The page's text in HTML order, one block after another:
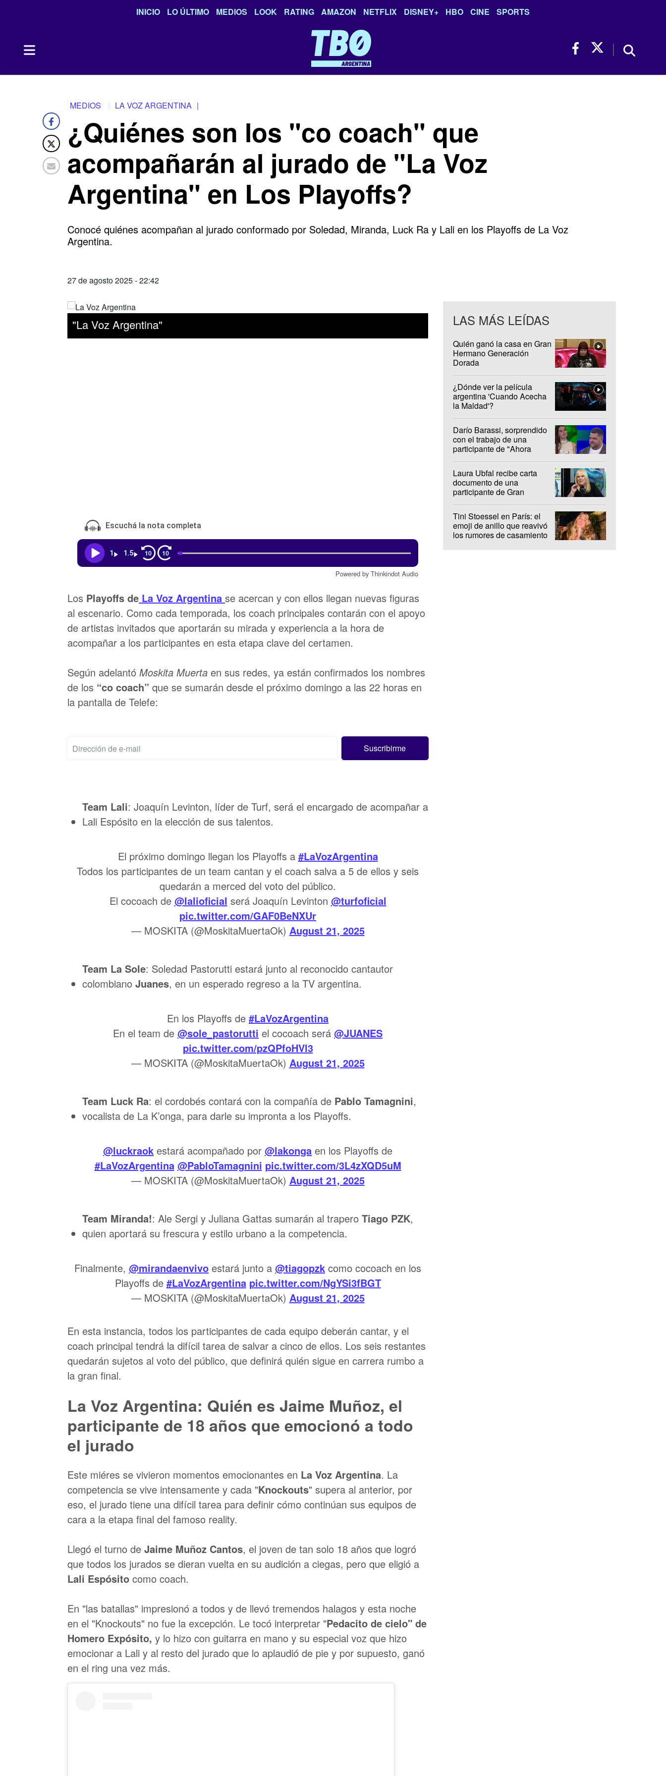
INICIO LO ÚLTIMO MEDIOS LOOK RATING AMAZON NETFLIX DISNEY+ HBO CINE SPORTS
MEDIOS LA VOZ ARGENTINA |
¿Quiénes son los "co coach" que
acompañarán al jurado de "La Voz
Argentina" en Los Playoffs?
Conocé quiénes acompañan al jurado conformado por Soledad, Miranda, Luck Ra y Lali en los Playoffs de La Voz
Argentina.
27 de agosto 2025 - 22:42
"La Voz Argentina"
Escuchá la nota completa
1 1.5 10 10
Powered by Thinkindot Audio
Los Playoffs de La Voz Argentina se acercan y con ellos llegan nuevas figuras
al escenario. Como cada temporada, los coach principales contarán con el apoyo
de artistas invitados que aportarán su mirada y experiencia a la hora de
acompañar a los participantes en esta etapa clave del certamen.
Según adelantó Moskita Muerta en sus redes, ya están confirmados los nombres
de los “co coach” que se sumarán desde el próximo domingo a las 22 horas en
la pantalla de Telefe:
Team Lali: Joaquín Levinton, líder de Turf, será el encargado de acompañar a
Lali Espósito en la elección de sus talentos.
El próximo domingo llegan los Playoffs a #LaVozArgentina
Todos los participantes de un team cantan y el coach salva a 5 de ellos y seis
quedarán a merced del voto del público.
El cocoach de @lalioficial será Joaquín Levinton @turfoficial
pic.twitter.com/GAF0BeNXUr
— MOSKITA (@MoskitaMuertaOk) August 21, 2025
Team La Sole: Soledad Pastorutti estará junto al reconocido cantautor
colombiano Juanes, en un esperado regreso a la TV argentina.
En los Playoffs de #LaVozArgentina
En el team de @sole_pastorutti el cocoach será @JUANES
pic.twitter.com/pzQPfoHVl3
— MOSKITA (@MoskitaMuertaOk) August 21, 2025
Team Luck Ra: el cordobés contará con la compañía de Pablo Tamagnini,
vocalista de La K’onga, para darle su impronta a los Playoffs.
@luckraok estará acompañado por @lakonga en los Playoffs de
#LaVozArgentina @PabloTamagnini pic.twitter.com/3L4zXQD5uM
— MOSKITA (@MoskitaMuertaOk) August 21, 2025
Team Miranda!: Ale Sergi y Juliana Gattas sumarán al trapero Tiago PZK,
quien aportará su frescura y estilo urbano a la competencia.
Finalmente, @mirandaenvivo estará junto a @tiagopzk como cocoach en los
Playoffs de #LaVozArgentina pic.twitter.com/NgYSi3fBGT
— MOSKITA (@MoskitaMuertaOk) August 21, 2025
En esta instancia, todos los participantes de cada equipo deberán cantar, y el
coach principal tendrá la difícil tarea de salvar a cinco de ellos. Los seis restantes
quedarán sujetos al voto del público, que definirá quién sigue en carrera rumbo a
la gran final.
La Voz Argentina: Quién es Jaime Muñoz, el
participante de 18 años que emocionó a todo
el jurado
Este miéres se vivieron momentos emocionantes en La Voz Argentina. La
competencia se vive intensamente y cada "Knockouts" supera al anterior, por
eso, el jurado tiene una difícil tarea para definir cómo continúan sus equipos de
cara a la etapa final del famoso reality.
Llegó el turno de Jaime Muñoz Cantos, el joven de tan solo 18 años que logró
que todos los jurados se dieran vuelta en su audición a ciegas, pero que eligió a
Lali Espósito como coach.
En "las batallas" impresionó a todos y de llevó tremendos halagos y esta noche
en el "Knockouts" no fue la excepción. Le tocó interpretar "Pedacito de cielo" de
Homero Expósito, y lo hizo con guitarra en mano y su especial voz que hizo
emocionar a Lali y al resto del jurado que lo aplaudió de pie y por supuesto, ganó
en el ring una vez más.
LAS MÁS LEÍDAS
Quién ganó la casa en Gran
Hermano Generación
Dorada
¿Dónde ver la película
argentina 'Cuando Acecha
la Maldad'?
Darío Barassi, sorprendido
con el trabajo de una
participante de "Ahora
Laura Ubfal recibe carta
documento de una
participante de Gran
Tini Stoessel en París: el
emoji de anillo que reavivó
los rumores de casamiento